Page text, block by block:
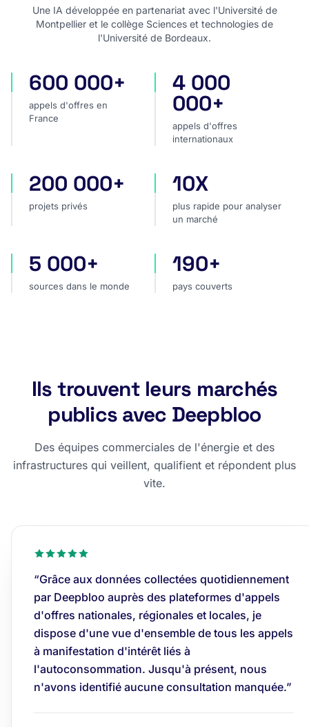
Une IA développée en partenariat avec l'Université de
Montpellier et le collège Sciences et technologies de
l'Université de Bordeaux.
appels d'offres en France
600 000+
appels d'offres en
France
appels d'offres
4 000
000+
appels d'offres
internationaux
projets privés
200 000+
projets privés
plus rapide pour analyser
10X
plus rapide pour analyser
un marché
sources dans le monde
5 000+
sources dans le monde
pays couverts
190+
pays couverts
Ils trouvent leurs marchés
publics avec Deepbloo
Des équipes commerciales de l'énergie et des
infrastructures qui veillent, qualifient et répondent plus
vite.
“Grâce aux données collectées quotidiennement
par Deepbloo auprès des plateformes d'appels
d'offres nationales, régionales et locales, je
dispose d'une vue d'ensemble de tous les appels
à manifestation d'intérêt liés à
l'autoconsommation. Jusqu'à présent, nous
n'avons identifié aucune consultation manquée.”